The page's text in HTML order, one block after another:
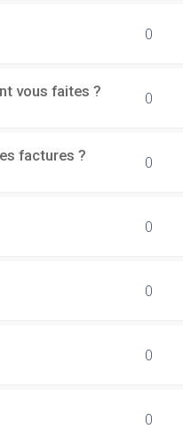
0
vous faites ? 0
factures ? 0
0
0
0
0